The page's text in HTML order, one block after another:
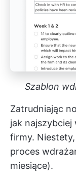
Szablon
Zatrudniając
jak najszybciej
firmy.
proces
miesiące).